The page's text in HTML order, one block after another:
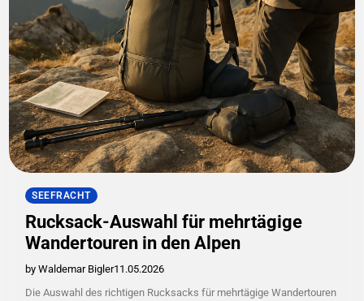
SEEFRACHT
Rucksack-Auswahl für mehrtägige
Wandertouren in den Alpen
by Waldemar Bigler11.05.2026
Die Auswahl des richtigen Rucksacks für mehrtägige Wandertouren